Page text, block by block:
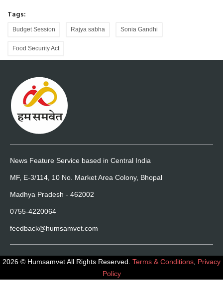
Tags:
Budget Session Rajya sabha Sonia Gandhi
Food Security Act
News Feature Service based in Central India
MF, E-3/114, 10 No. Market Area Colony, Bhopal
Madhya Pradesh - 462002
0755-4220064
feedback@humsamvet.com
2026 © Humsamvet All Rights Reserved. Terms & Conditions Privacy
Policy